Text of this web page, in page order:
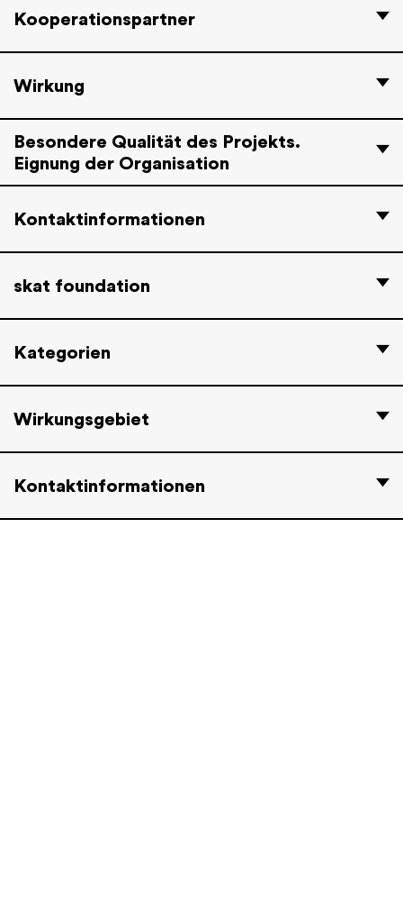
Kooperationspartner
Wirkung
Besondere Qualität des Projekts.
Eignung der Organisation
Kontaktinformationen
skat foundation
Kategorien
Wirkungsgebiet
Kontaktinformationen